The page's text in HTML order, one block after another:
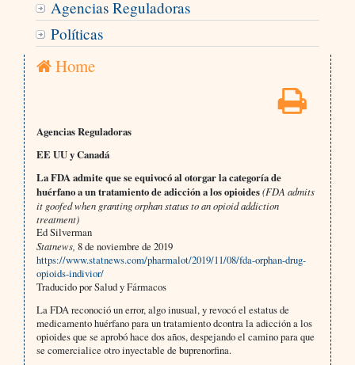
Agencias Reguladoras
Políticas
Home
Agencias Reguladoras
EE UU y Canadá
La FDA admite que se equivocó al otorgar la categoría de
huérfano a un tratamiento de adicción a los opioides(FDA admits
it goofed when granting orphan status to an opioid addiction
treatment)
Ed Silverman
Statnews, 8 de noviembre de 2019
https://www.statnews.com/pharmalot/2019/11/08/fda-orphan-drug-
opioids-indivior/
Traducido por Salud y Fármacos
La FDA reconoció un error, algo inusual, y revocó el estatus de
medicamento huérfano para un tratamiento dcontra la adicción a los
opioides que se aprobó hace dos años, despejando el camino para que
se comercialice otro inyectable de buprenorfina.